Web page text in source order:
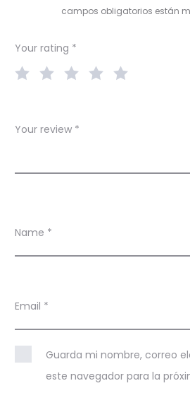
s
campos obligatorios están
Your rating *
Your review *
Name *
Email *
Guarda mi nombre, correo
este navegador para la